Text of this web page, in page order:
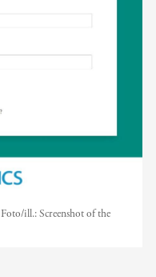
Foto/ill.:Screenshot of the